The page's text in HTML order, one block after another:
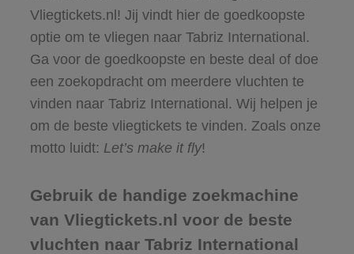
Vliegtickets.nl! Jij vindt hier de goedkoopste
optie om te vliegen naar Tabriz International.
Ga voor de goedkoopste en beste deal of doe
een zoekopdracht om meerdere vluchten te
vinden naar Tabriz International. Wij helpen je
om de beste vliegtickets te vinden. Zoals onze
motto luidt: Let’s make it fly!
Gebruik de handige zoekmachine
van Vliegtickets.nl voor de beste
vluchten naar Tabriz International